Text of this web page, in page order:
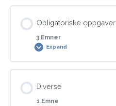
Obligatoriske oppgaver
3 Emner
Expand
Diverse
1 Emne